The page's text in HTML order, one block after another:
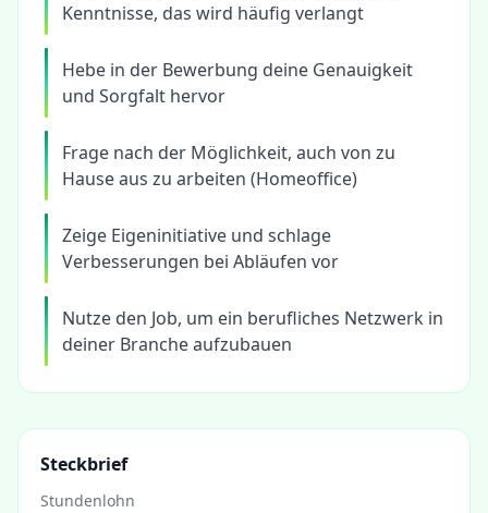
Kenntnisse, das wird häufig verlangt
Hebe in der Bewerbung deine Genauigkeit
und Sorgfalt hervor
Frage nach der Möglichkeit, auch von zu
Hause aus zu arbeiten (Homeoffice)
Zeige Eigeninitiative und schlage
Verbesserungen bei Abläufen vor
Nutze den Job, um ein berufliches Netzwerk in
deiner Branche aufzubauen
Steckbrief
Stundenlohn